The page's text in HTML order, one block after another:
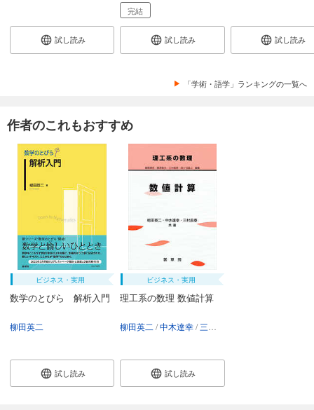
試し読み
完結
試し読み 試し読み
「学術・語学」ランキングの一覧へ
作者のこれもおすすめ
ビジネス・実用
数学のとびら 解析入門
柳田英二
試し読み
ビジネス・実用
理工系の数理 数値計算
柳田英二 中木達幸 三村昌泰
試し読み